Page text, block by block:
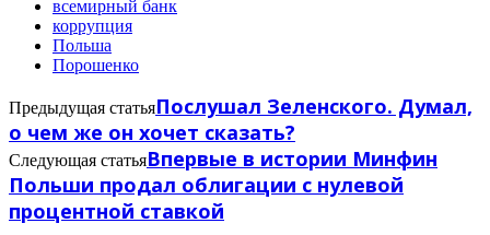
всемирный банк
коррупция
Польша
Порошенко
Предыдущая статьяПослушал Зеленского. Думал,
о чем же он хочет сказать?
Следующая статьяВпервые в истории Минфин
Польши продал облигации с нулевой
процентной ставкой